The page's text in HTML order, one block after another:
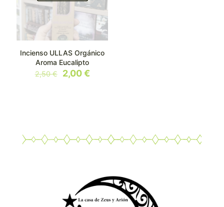
Incienso ULLAS Orgánico
Aroma Eucalipto
2,50€
El
precio
2,00€El